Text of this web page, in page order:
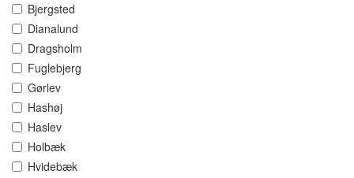
Bjergsted
Dianalund
Dragsholm
Fuglebjerg
Gørlev
Hashøj
Haslev
Holbæk
Hvidebæk